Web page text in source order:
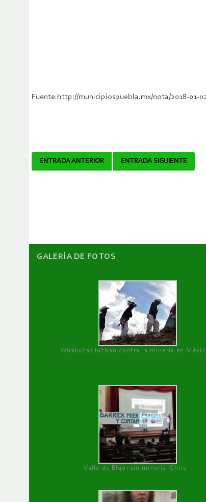
Fuente:http://municipiospuebla.mx/nota/2018-01-
Navegador
ENTRADA ANTERIOR ENTRADA SIGUIENTE
GALERÌA DE FOTOS
Wirakutas luchan contra la minería en
Valle de Elqui sin minería. Chile